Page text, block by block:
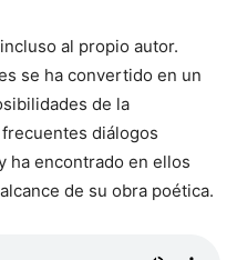
al propio autor.
se ha convertido en un
de la
diálogos
ha encontrado en ellos
de su obra poética.